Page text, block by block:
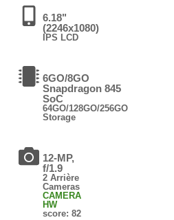
6.18"
(2246x1080)
IPS LCD
6GO/8GO
Snapdragon 845
SoC
64GO/128GO/256GO
Storage
12-MP,
f/1.9
2 Arrière
Cameras
CAMERA
HW
score: 82